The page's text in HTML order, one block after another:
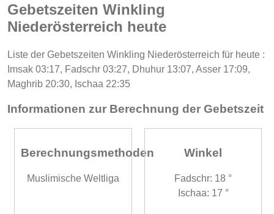
Gebetszeiten Winkling
Niederösterreich heute
Liste der Gebetszeiten Winkling Niederösterreich für heute :
Imsak 03:17, Fadschr 03:27, Dhuhur 13:07, Asser 17:09,
Maghrib 20:30, Ischaa 22:35
Informationen zur Berechnung der Gebetszeit
Berechnungsmethoden
Muslimische Weltliga
Winkel
Fadschr: 18 °
Ischaa: 17 °